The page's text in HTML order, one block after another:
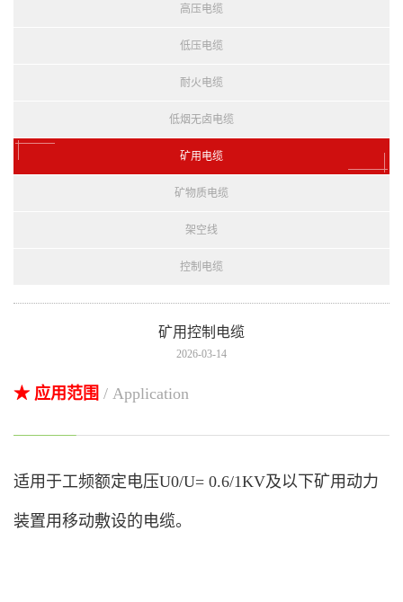
高压电缆
低压电缆
耐火电缆
低烟无卤电缆
矿用电缆
矿物质电缆
架空线
控制电缆
矿用控制电缆
2026-03-14
★ 应用范围 / Application
适用于工频额定电压U0/U= 0.6/1KV及以下矿用动力
装置用移动敷设的电缆。